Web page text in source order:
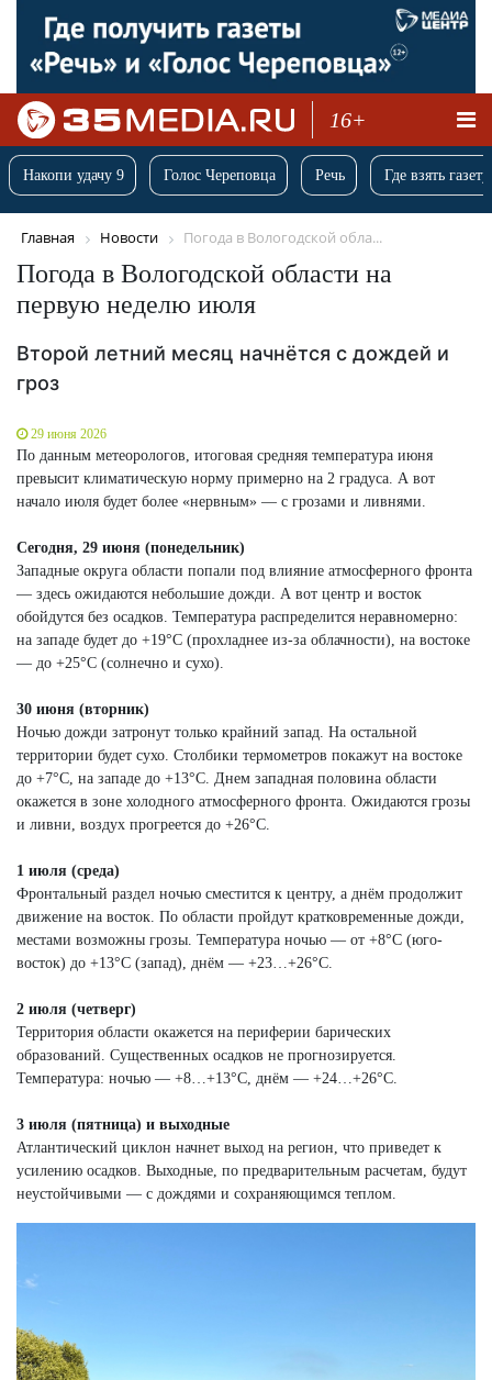
16+
Накопи удачу 9 Голос Череповца Речь Где взять
Главная Новости Погода в Вологодской обла...
Погода в Вологодской области на
первую неделю июля
Второй летний месяц начнётся с дождей и
гроз
29 июня 2026
По данным метеорологов, итоговая средняя температура июня
превысит климатическую норму примерно на 2 градуса. А вот
начало июля будет более «нервным» — с грозами и ливнями.
Сегодня, 29 июня (понедельник)
Западные округа области попали под влияние атмосферного фронта
— здесь ожидаются небольшие дожди. А вот центр и восток
обойдутся без осадков. Температура распределится неравномерно:
на западе будет до +19°С (прохладнее из-за облачности), на востоке
— до +25°С (солнечно и сухо).
30 июня (вторник)
Ночью дожди затронут только крайний запад. На остальной
территории будет сухо. Столбики термометров покажут на востоке
до +7°С, на западе до +13°С. Днем западная половина области
окажется в зоне холодного атмосферного фронта. Ожидаются грозы
и ливни, воздух прогреется до +26°С.
1 июля (среда)
Фронтальный раздел ночью сместится к центру, а днём продолжит
движение на восток. По области пройдут кратковременные дожди,
местами возможны грозы. Температура ночью — от +8°С (юго-
восток) до +13°С (запад), днём — +23…+26°С.
2 июля (четверг)
Территория области окажется на периферии барических
образований. Существенных осадков не прогнозируется.
Температура: ночью — +8…+13°С, днём — +24…+26°С.
3 июля (пятница) и выходные
Атлантический циклон начнет выход на регион, что приведет к
усилению осадков. Выходные, по предварительным расчетам, будут
неустойчивыми — с дождями и сохраняющимся теплом.